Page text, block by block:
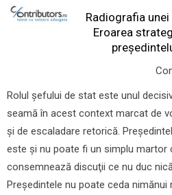
Radiografia
Eroarea
Rolul şefului de stat este unul
seamă în acest context marcat de
şi de escaladare retorică.
este şi nu poate fi un simplu martor
consemnează discuţii ce nu duc
Preşedintele nu poate ceda nimănui